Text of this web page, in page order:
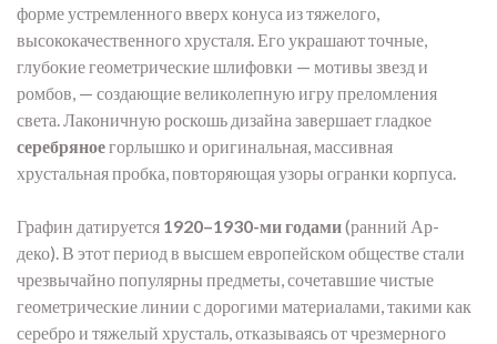
форме устремленного вверх конуса из тяжелого,
высококачественного хрусталя. Его украшают точные,
глубокие геометрические шлифовки — мотивы звезд и
ромбов, — создающие великолепную игру преломления
света. Лаконичную роскошь дизайна завершает гладкое
серебряноегорлышко и оригинальная, массивная
хрустальная пробка, повторяющая узоры огранки корпуса.
Графин датируется 1920–1930-ми годами(ранний Ар-
деко). В этот период в высшем европейском обществе стали
чрезвычайно популярны предметы, сочетавшие чистые
геометрические линии с дорогими материалами, такими как
серебро и тяжелый хрусталь, отказываясь от чрезмерного